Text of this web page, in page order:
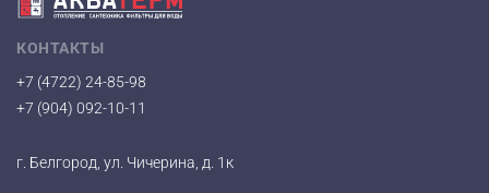
КОНТАКТЫ
+7 (4722) 24-85-98
+7 (904) 092-10-11
г. Белгород, ул. Чичерина, д. 1к